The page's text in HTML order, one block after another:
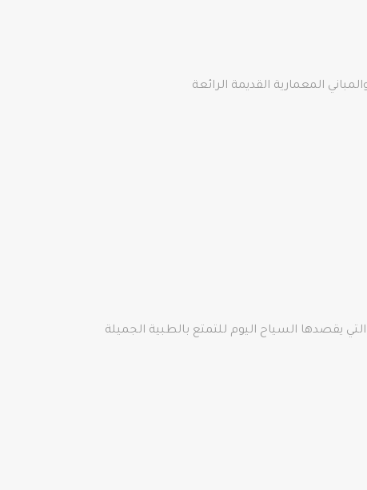
المعمارية القديمة الرائعة
يقصدها السياح اليوم للتمتع بالطبية الجميلة